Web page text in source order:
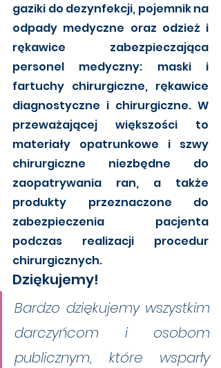
gaziki do dezynfekcji, pojemnik na
odpady medyczne oraz odzież i
rękawice zabezpieczająca
personel medyczny: maski i
fartuchy chirurgiczne, rękawice
diagnostyczne i chirurgiczne. W
przeważającej większości to
materiały opatrunkowe i szwy
chirurgiczne niezbędne do
zaopatrywania ran, a także
produkty przeznaczone do
zabezpieczenia pacjenta
podczas realizacji procedur
chirurgicznych.
Dziękujemy!
Bardzo dziękujemy wszystkim
darczyńcom i osobom
publicznym, które wsparły